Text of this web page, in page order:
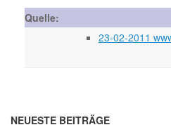
Quelle:
23-02-2011
NEUESTE BEITRÄGE